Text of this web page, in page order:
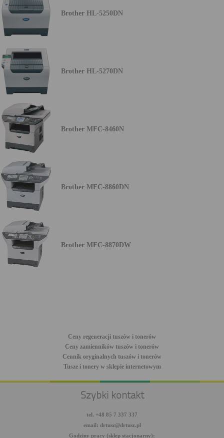
Brother HL-5250DN
Brother HL-5270DN
Brother MFC-8460N
Brother MFC-8860DN
Brother MFC-8870DW
Ceny regeneracji tuszów i tonerów
Ceny zamienników tuszów i tonerów
Cennik oryginalnych tuszów i tonerów
Tusze i tonery w sklepie internetowym
Szybki kontakt
tel. +48 85 7 337 337
email: drtusz@drtusz.pl
Godziny pracy (sklep stacjonarny):